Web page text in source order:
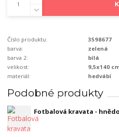
Číslo produktu:
3598677
barva:
zelená
barva 2:
bílá
velikost:
9,5x140
materiál:
hedvábí
Podobné produkty
Fotbalová kravata -